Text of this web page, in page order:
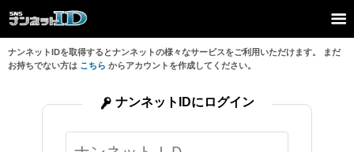
ナンネットIDを取得するとナンネットの様々なサービスをご利用いただけます。 まだ
お持ちでない方は こちら からアカウントを作成してください。
ナンネットIDにログイン